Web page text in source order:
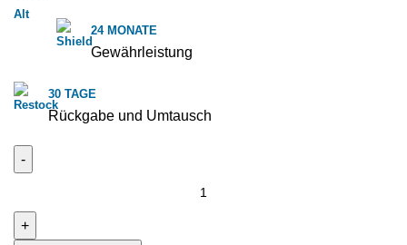
24 MONATE
Gewährleistung
30 TAGE
Rückgabe und Umtausch